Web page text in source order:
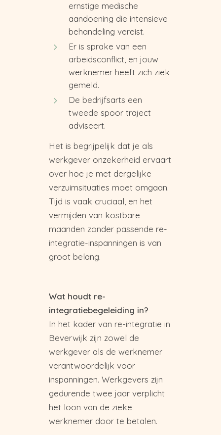
ernstige medische
aandoening die intensieve
behandeling vereist.
Er is sprake van een
arbeidsconflict, en jouw
werknemer heeft zich ziek
gemeld.
De bedrijfsarts een
tweede spoor traject
adviseert.
Het is begrijpelijk dat je als
werkgever onzekerheid ervaart
over hoe je met dergelijke
verzuimsituaties moet omgaan.
Tijd is vaak cruciaal, en het
vermijden van kostbare
maanden zonder passende re-
integratie-inspanningen is van
groot belang.
Wat houdt re-
integratiebegeleiding in?
In het kader van re-integratie in
Beverwijk zijn zowel de
werkgever als de werknemer
verantwoordelijk voor
inspanningen. Werkgevers zijn
gedurende twee jaar verplicht
het loon van de zieke
werknemer door te betalen.